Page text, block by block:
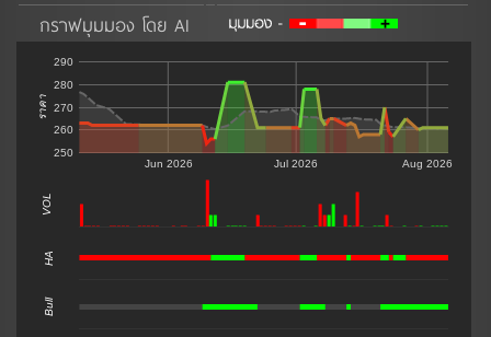
กราฟมุมมอง โดย AI
Jun 2026 Jul 2026 Aug 2026
250
260
270
280
290
ราคา
VOL
HA
Bull